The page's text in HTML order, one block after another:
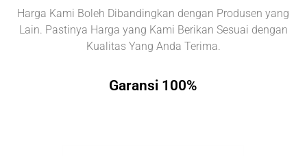
Harga Kami Boleh Dibandingkan dengan Produsen yang
Lain. Pastinya Harga yang Kami Berikan Sesuai dengan
Kualitas Yang Anda Terima.
Garansi 100%